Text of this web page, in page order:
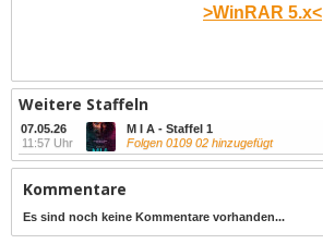
>WinRAR 5.x<
Weitere Staffeln
07.05.26
11:57 Uhr
M I A - Staffel 1
Folgen 0109 02 hinzugefügt
Kommentare
Es sind noch keine Kommentare vorhanden...